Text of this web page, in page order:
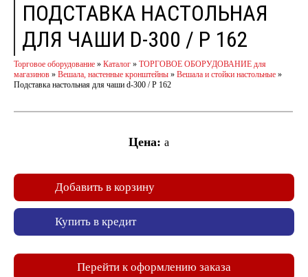
ПОДСТАВКА НАСТОЛЬНАЯ
ДЛЯ ЧАШИ D-300 / P 162
Торговое оборудование » Каталог » ТОРГОВОЕ ОБОРУДОВАНИЕ для
магазинов » Вешала, настенные кронштейны » Вешала и стойки настольные »
Подставка настольная для чаши d-300 / P 162
Цена: a
Добавить в корзину
Купить в кредит
Перейти к оформлению заказа